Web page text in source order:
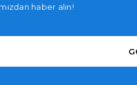
haber alın!